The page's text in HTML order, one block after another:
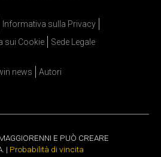
Informativa sulla Privacy
sui Cookie
Sede Legale
news Autori
E PUÒ CREARE
| Probabilità di vincita